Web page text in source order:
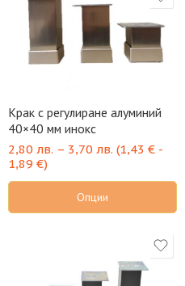
Крак с регулиране алуминий
40×40 мм инокс
2,80 лв. – 3,70 лв. (1,43 € -
1,89 €)
Опции